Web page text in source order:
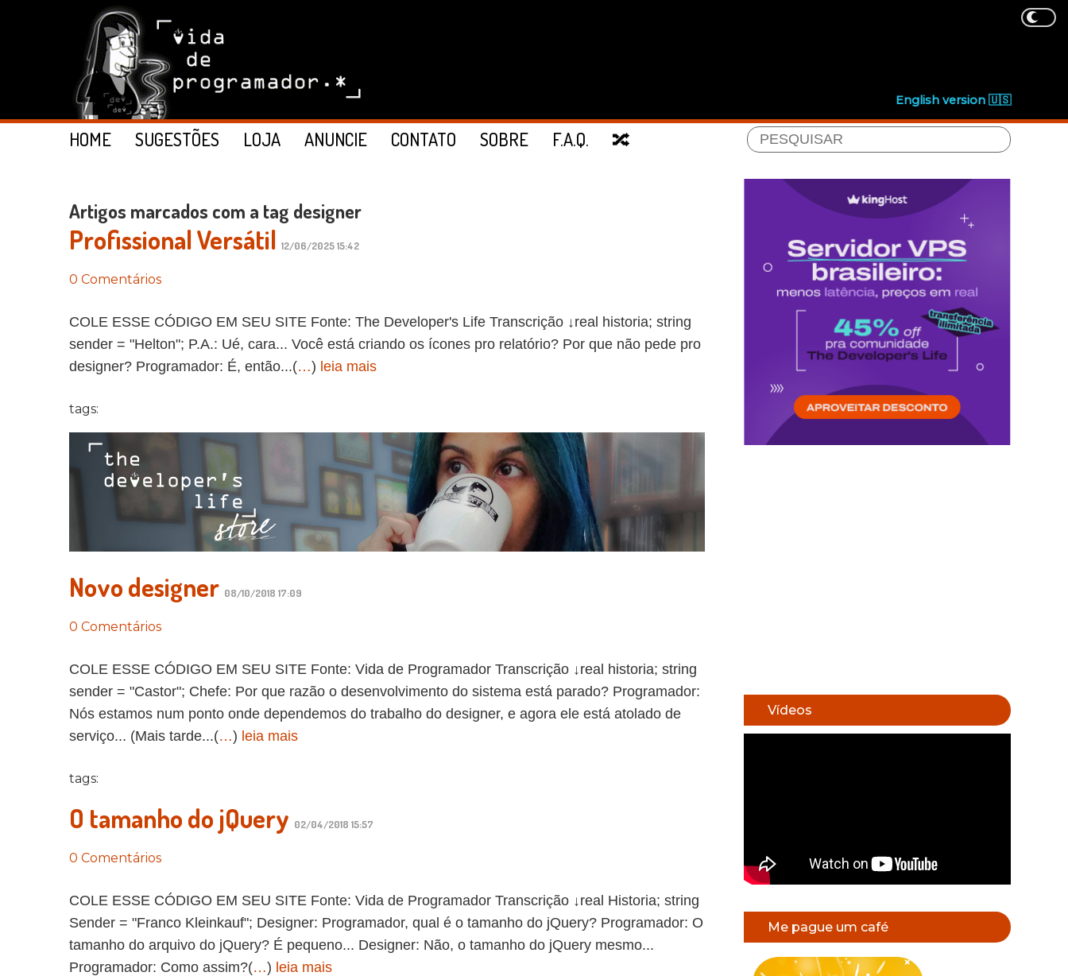
English version 🇺🇸
HOME SUGESTÕES LOJA ANUNCIE CONTATO SOBRE F.A.Q. 🔀
Artigos marcados com a tag designer
Profissional Versátil 12/06/2025 15:42
0 Comentários
COLE ESSE CÓDIGO EM SEU SITE Fonte: The Developer's Life Transcrição ↓real historia; string
sender = "Helton"; P.A.: Ué, cara... Você está criando os ícones pro relatório? Por que não pede pro
designer? Programador: É, então...(…) leia mais
tags:
Novo designer 08/10/2018 17:09
0 Comentários
COLE ESSE CÓDIGO EM SEU SITE Fonte: Vida de Programador Transcrição ↓real historia; string
sender = "Castor"; Chefe: Por que razão o desenvolvimento do sistema está parado? Programador:
Nós estamos num ponto onde dependemos do trabalho do designer, e agora ele está atolado de
serviço... (Mais tarde...(…) leia mais
tags:
O tamanho do jQuery 02/04/2018 15:57
0 Comentários
COLE ESSE CÓDIGO EM SEU SITE Fonte: Vida de Programador Transcrição ↓real Historia; string
Sender = "Franco Kleinkauf"; Designer: Programador, qual é o tamanho do jQuery? Programador: O
tamanho do arquivo do jQuery? É pequeno... Designer: Não, o tamanho do jQuery mesmo...
Programador: Como assim?(…) leia mais
Vídeos
Me pague um café